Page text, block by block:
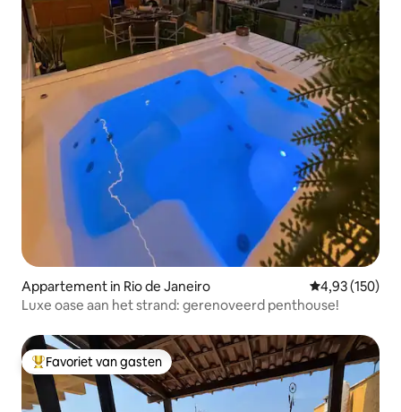
Appartement in Rio de Janeiro Gemiddelde
4,93 (150)
Luxe oase aan het strand: gerenoveerd penthouse!
Topfavoriet van gasten
Favoriet van gasten